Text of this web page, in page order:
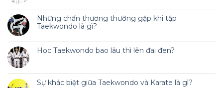
Những chấn thương thường gặp khi tập
Taekwondo là gì?
Học Taekwondo bao lâu thì lên đai đen?
Sự khác biệt giữa Taekwondo và Karate là gì?